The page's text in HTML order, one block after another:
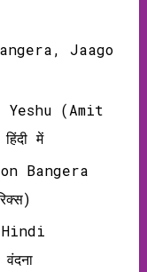
Jaago
Yeshu (Amit
में
Bangera